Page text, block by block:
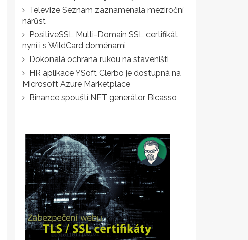
Televize Seznam zaznamenala meziroční
nárůst
PositiveSSL Multi-Domain SSL certifikát
nyní i s WildCard doménami
Dokonalá ochrana rukou na staveništi
HR aplikace YSoft Clerbo je dostupná na
Microsoft Azure Marketplace
Binance spouští NFT generátor Bicasso